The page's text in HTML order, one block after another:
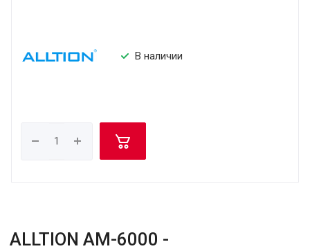
В наличии
ALLTION AM-6000 -